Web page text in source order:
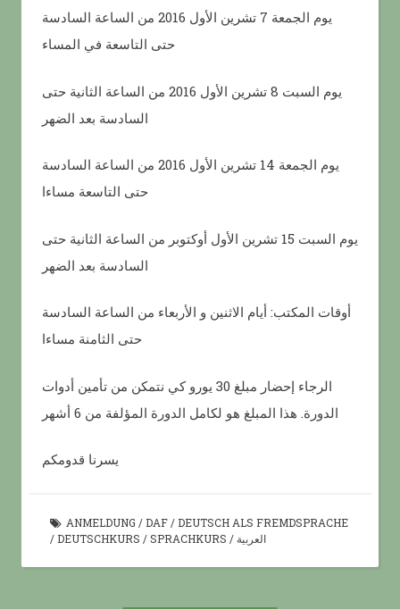
يوم الجمعة 7 تشرين الأول 2016 من الساعة السادسة
حتى التاسعة في المساء
يوم السبت 8 تشرين الأول 2016 من الساعة الثانية حتى
السادسة بعد الضهر
يوم الجمعة 14 تشرين الأول 2016 من الساعة السادسة
حتى التاسعة مساءا
يوم السبت 15 تشرين الأول أوكتوبر من الساعة الثانية حتى
السادسة بعد الضهر
أوقات المكتب: أيام الاثنين و الأربعاء من الساعة السادسة
حتى الثامنة مساءا
الرجاء إحضار مبلغ 30 يورو كي نتمكن من تأمين أدوات
الدورة. هذا المبلغ هو لكامل الدورة المؤلفة من 6 أشهر
يسرنا قدومكم
ANMELDUNG / DAF/ DEUTSCH ALS FREMDSPRACHE
/ DEUTSCHKURS /SPRACHKURS / العربية